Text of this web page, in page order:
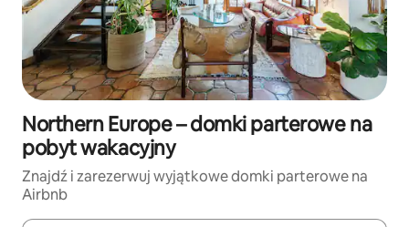
Northern Europe – domki parterowe na
pobyt wakacyjny
Znajdź i zarezerwuj wyjątkowe domki parterowe na
Airbnb